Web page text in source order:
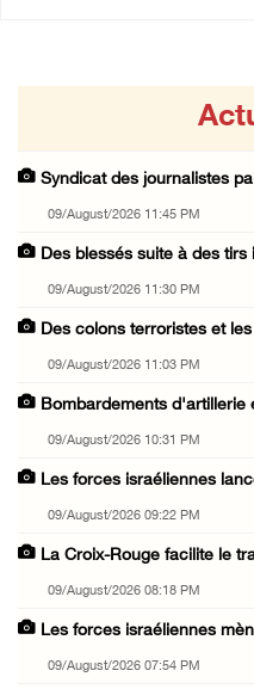
Syndicat des journalistes
09/August/2026 11:45 PM
Des blessés suite à des tirs
09/August/2026 11:30 PM
Des colons terroristes et
09/August/2026 11:03 PM
Bombardements d'artillerie
09/August/2026 10:31 PM
Les forces israéliennes
09/August/2026 09:22 PM
La Croix-Rouge facilite le
09/August/2026 08:18 PM
Les forces israéliennes
09/August/2026 07:54 PM